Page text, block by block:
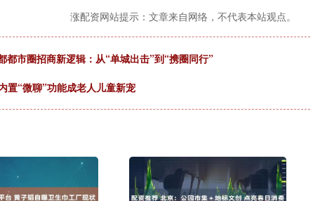
涨配资网站提示：文章来自网络，不代表本站观点。
市圈招商新逻辑：从“单城出击”到“携圈同行”
置“微聊”功能成老人儿童新宠